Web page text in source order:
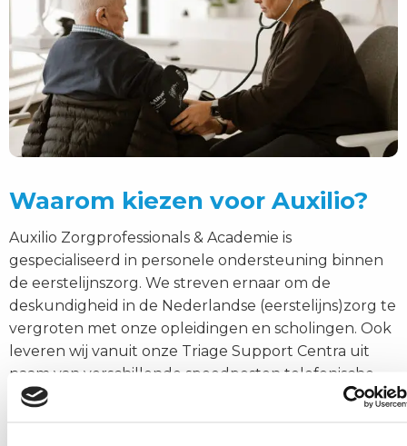
Waarom kiezen voor Auxilio?
Auxilio Zorgprofessionals & Academie is
gespecialiseerd in personele ondersteuning binnen
de eerstelijnszorg. We streven ernaar om de
deskundigheid in de Nederlandse (eerstelijns)zorg te
vergroten met onze opleidingen en scholingen. Ook
leveren wij vanuit onze Triage Support Centra uit
naam van verschillende spoedposten telefonische
(spoed)zorg.